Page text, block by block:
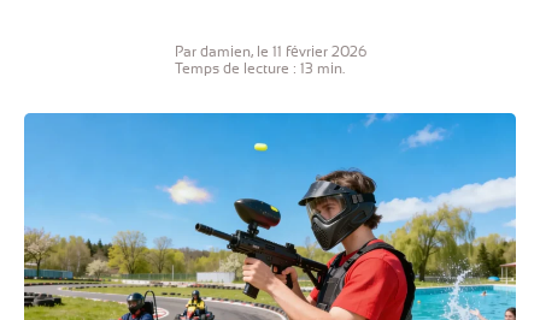
Par damien, le 11 février 2026
Temps de lecture : 13 min.